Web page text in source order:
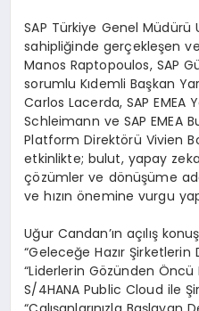
SAP Türkiye Genel Müdürü
sahipliğinde gerçekleşen ve
Manos Raptopoulos, SAP
sorumlu Kıdemli Başkan
Carlos Lacerda, SAP EMEA
Schleimann ve SAP EMEA
Platform Direktörü Vivien
etkinlikte; bulut, yapay
çözümler ve dönüşüme
ve hızın önemine vurgu
Uğur Candan’ın açılış
“Geleceğe Hazır Şirketlerin
“Liderlerin Gözünden Öncü
S/4HANA Public Cloud ile